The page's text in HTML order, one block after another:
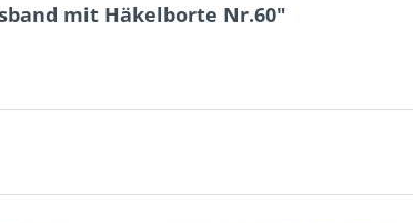
mit Häkelborte Nr.60"